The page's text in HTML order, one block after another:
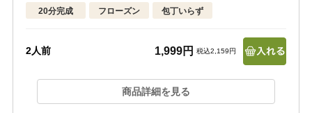
20分完成 フローズン 包丁いらず
2人前 1,999円 税込2,159円
商品詳細を見る